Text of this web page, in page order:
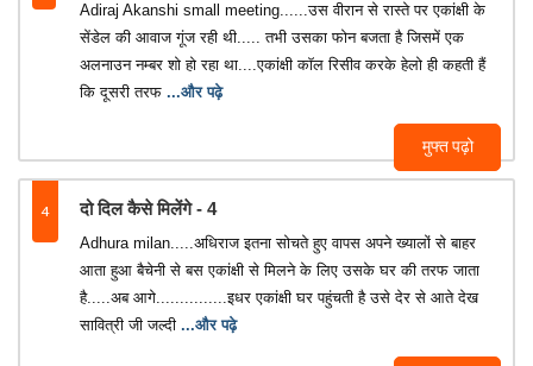
मुफ्त पढ़ो
Adiraj Akanshi small meeting......उस वीरान से रास्ते पर एकांक्षी के
सेंडेल की आवाज गूंज रही थी..... तभी उसका फोन बजता है जिसमें एक
अलनाउन नम्बर शो हो रहा था....एकांक्षी काॅल रिसीव करके हेलो ही कहती हैं
कि दूसरी तरफ ...और पढ़े
4 दो दिल कैसे मिलेंगे - 4
Adhura milan.....अधिराज इतना सोचते हुए वापस अपने ख्यालों से बाहर
आता हुआ बैचेनी से बस एकांक्षी से मिलने के लिए उसके घर की तरफ जाता
है.....अब आगे...............इधर एकांक्षी घर पहुंचती है उसे देर से आते देख
सावित्री जी जल्दी ...और पढ़े